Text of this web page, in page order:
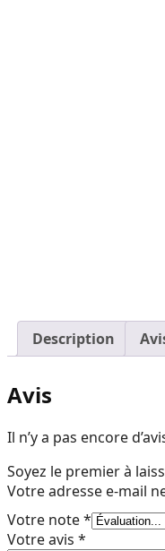
Description
Avis
Il n’y a pas encore
Soyez le premier à
Votre adresse e-mail
Votre note*
Votre avis *